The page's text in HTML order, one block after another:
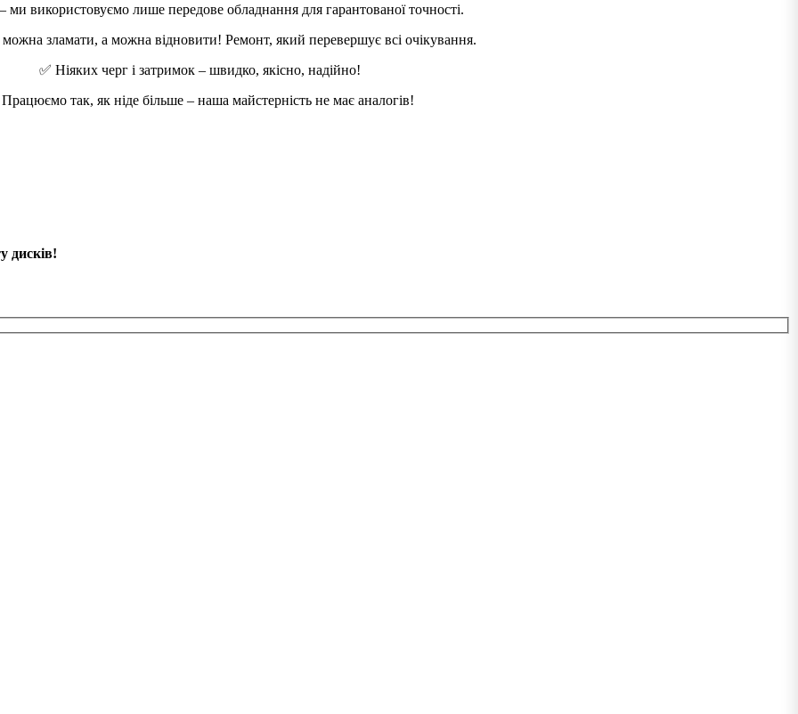
ми використовуємо лише передове обладнання для гарантованої точності.
зламати, а можна відновити! Ремонт, який перевершує всі очікування.
✅ Ніяких черг і затримок – швидко, якісно, надійно!
так, як ніде більше – наша майстерність не має аналогів!
дисків!